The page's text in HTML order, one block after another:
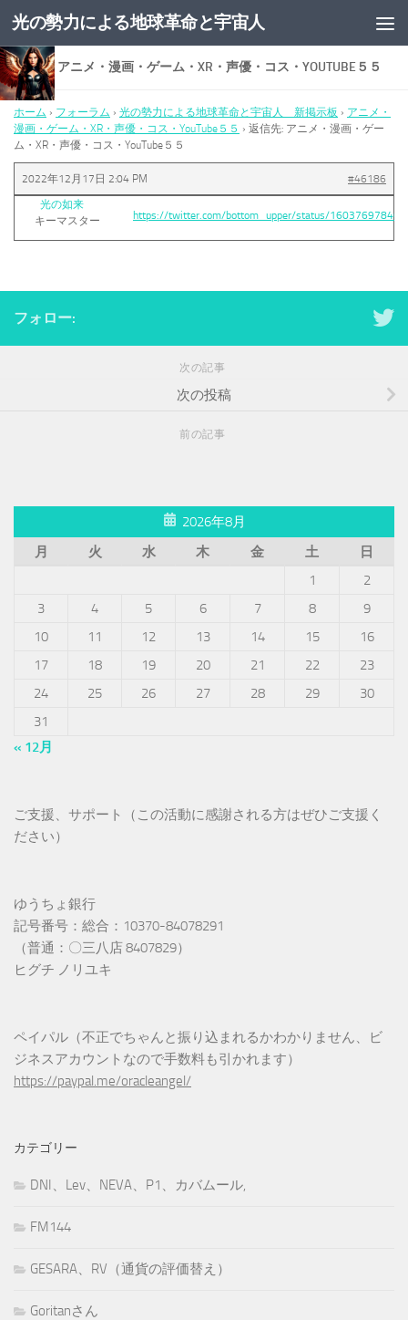
コンテンツへスキップ
光の勢力による地球革命と宇宙人
返信先: アニメ・漫画・ゲーム・XR・声優・コス・YOUTUBE５５
ホーム › フォーラム › 光の勢力による地球革命と宇宙人 新掲示板 › アニメ・
漫画・ゲーム・XR・声優・コス・YouTube５５ › 返信先: アニメ・漫画・ゲー
ム・XR・声優・コス・YouTube５５
2022年12月17日 2:04 PM
#46186
光の如来
キーマスター
https://twitter.com/bottom_upper/status/
フォロー:
次の記事
次の投稿
前の記事
2026年8月
月
火 水 木 金 土
日
1
2
3
4 5 6 7 8
9
10
11 12 13 14 15
16
17
18 19 20 21 22
23
24
25 26 27 28 29
30
31
« 12月
ご支援、サポート（この活動に感謝される方はぜひご支援く
ださい）
ゆうちょ銀行
記号番号：総合：10370-84078291
（普通：〇三八店 8407829）
ヒグチ ノリユキ
ペイパル（不正でちゃんと振り込まれるかわかりません、ビ
ジネスアカウントなので手数料も引かれます）
https://paypal.me/oracleangel/
カテゴリー
DNI、Lev、NEVA、P1、カバムール,
FM144
GESARA、RV（通貨の評価替え）
Goritanさん